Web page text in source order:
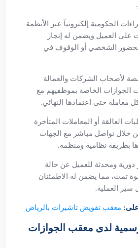
الحكومية إلكترونياً عبر الأنظمة
على العميل ويضمن له إنجاز
للحضور الشخصي أو الوقوف في
لأصحاب الشركات والعمالة
الجوازات الخاصة بموظفيهم مع
معاملة حتى اعتمادها النهائي.
العالقة أو المعاملات المتأخرة
خلال تواصل مباشر مع الجهات
بطريقة نظامية ومنظمة.
دورية ومحدثة للعميل عن حالة
تمت، مما يضمن له الاطمئنان
سير العملية.
على: معقب تفويض تاشيرات بالرياض
لدى معقب الجوازات